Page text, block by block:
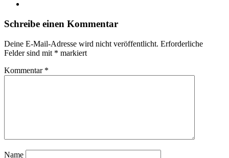
Schreibe einen Kommentar
Deine E-Mail-Adresse wird nicht veröffentlicht. Erforderliche
Felder sind mit * markiert
Kommentar *
Name